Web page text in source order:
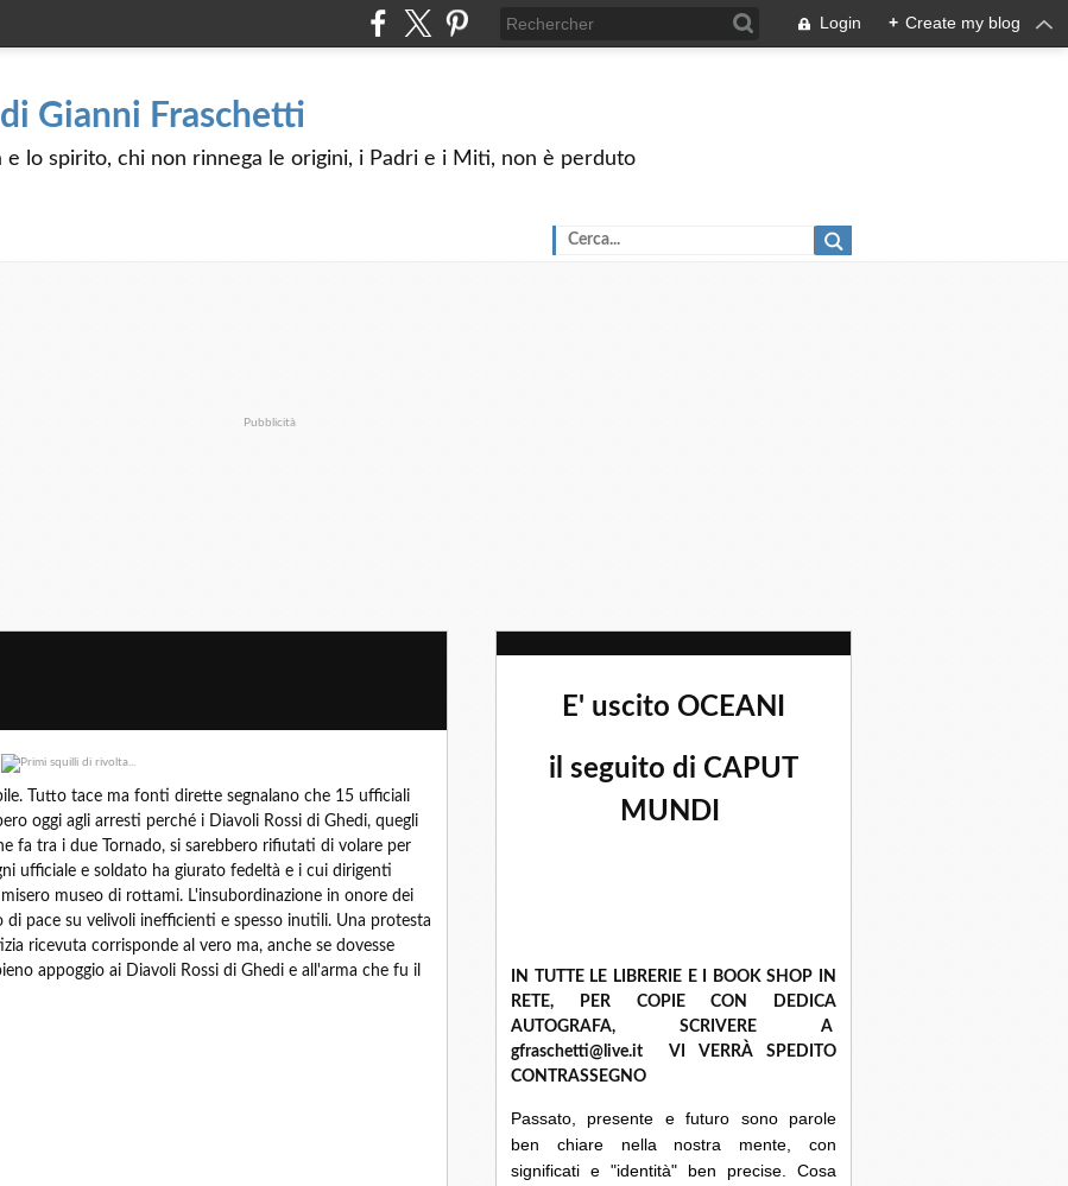
Login + Create my blog
Gianni Fraschetti
e lo spirito, chi non rinnega le origini, i Padri e i Miti, non è perduto
Pubblicità
Tutto tace ma fonti dirette segnalano che 15 ufficiali
oggi agli arresti perché i Diavoli Rossi di Ghedi, quegli
fa tra i due Tornado, si sarebbero rifiutati di volare per
ufficiale e soldato ha giurato fedeltà e i cui dirigenti
museo di rottami. L'insubordinazione in onore dei
pace su velivoli inefficienti e spesso inutili. Una protesta
ricevuta corrisponde al vero ma, anche se dovesse
appoggio ai Diavoli Rossi di Ghedi e all'arma che fu il
E' uscito OCEANI
il seguito di CAPUT
MUNDI
IN TUTTE LE LIBRERIE E I BOOK SHOP IN
RETE, PER COPIE CON DEDICA
AUTOGRAFA, SCRIVERE A
gfraschetti@live.it VI VERRÀ SPEDITO
CONTRASSEGNO
Passato, presente e futuro sono parole
ben chiare nella nostra mente, con
significati e "identità" ben precise. Cosa